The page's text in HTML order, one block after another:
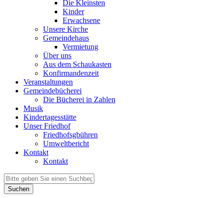
Die Kleinsten
Kinder
Erwachsene
Unsere Kirche
Gemeindehaus
Vermietung
Über uns
Aus dem Schaukasten
Konfirmandenzeit
Veranstaltungen
Gemeindebücherei
Die Bücherei in Zahlen
Musik
Kindertagesstätte
Unser Friedhof
Friedhofsgbühren
Umweltbericht
Kontakt
Kontakt
Suchen